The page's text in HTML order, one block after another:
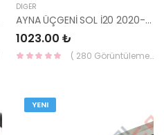
DIĞER
AYNA ÜÇGENİ SOL İ20 2020- 86190-Q0000-MOBIS-S
1023.00 ₺
( 280 Görüntüleme )
YENI